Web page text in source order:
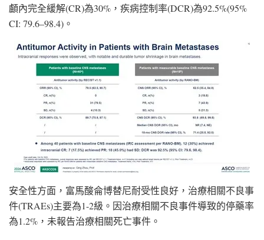
顱內完全緩解(CR)為30%，疾病控制率(DCR)為92.5%(95%
CI: 79.6–98.4)。
安全性方面，富馬酸侖博替尼耐受性良好，治療相關不良事
件(TRAEs)主要為1-2級。因治療相關不良事件導致的停藥率
為1.2%，未報告治療相關死亡事件。